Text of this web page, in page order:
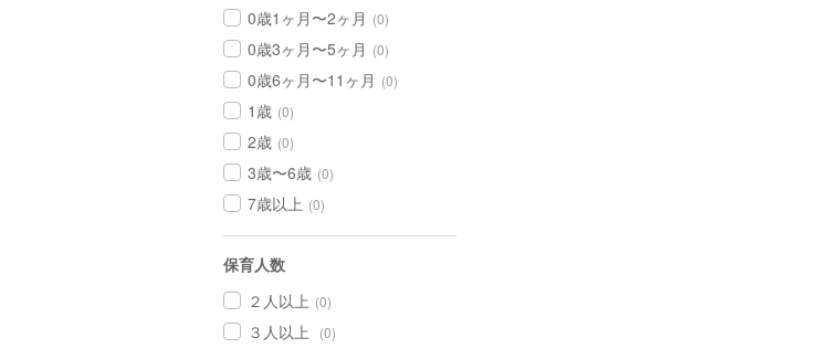
0歳1ヶ月〜2ヶ月 (0)
0歳3ヶ月〜5ヶ月 (0)
0歳6ヶ月〜11ヶ月 (0)
1歳 (0)
2歳 (0)
3歳〜6歳 (0)
7歳以上 (0)
保育人数
２人以上 (0)
３人以上 (0)